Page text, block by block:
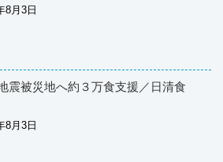
8月3日
震被災地へ約３万食支援／日清食
8月3日